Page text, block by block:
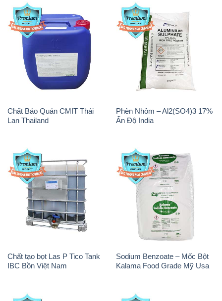
Chất Bảo Quản CMIT Thái
Lan Thailand
Phèn Nhôm – Al2(SO4)3 17%
Ấn Độ India
Chất tạo bọt Las P Tico Tank
IBC Bồn Việt Nam
Sodium Benzoate – Mốc Bột
Kalama Food Grade Mỹ Usa